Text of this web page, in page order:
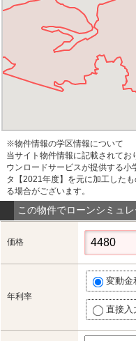
※物件情報の学区情報について
当サイト物件情報に記載されて
ウンロードサービスが提供する
タ【2021年度】を元に加工した
る場合がございます。
この物件でローンシミュ
価格
年利率
変動金
直接入